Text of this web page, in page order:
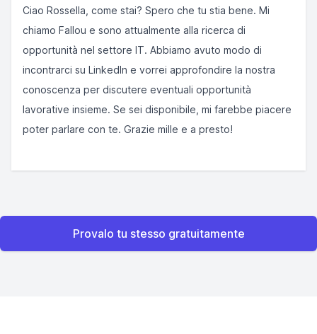
Ciao Rossella, come stai? Spero che tu stia bene. Mi
chiamo Fallou e sono attualmente alla ricerca di
opportunità nel settore IT. Abbiamo avuto modo di
incontrarci su LinkedIn e vorrei approfondire la nostra
conoscenza per discutere eventuali opportunità
lavorative insieme. Se sei disponibile, mi farebbe piacere
poter parlare con te. Grazie mille e a presto!
Provalo tu stesso gratuitamente